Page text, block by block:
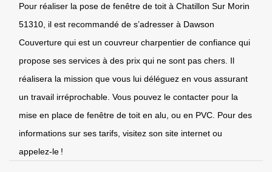
Pour réaliser la pose de fenêtre de toit à Chatillon Sur Morin
51310, il est recommandé de s’adresser à Dawson
Couverture qui est un couvreur charpentier de confiance qui
propose ses services à des prix qui ne sont pas chers. Il
réalisera la mission que vous lui déléguez en vous assurant
un travail irréprochable. Vous pouvez le contacter pour la
mise en place de fenêtre de toit en alu, ou en PVC. Pour des
informations sur ses tarifs, visitez son site internet ou
appelez-le !